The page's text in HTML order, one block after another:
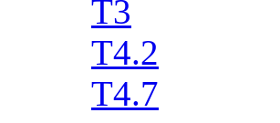
T3
T4.2
T4.7